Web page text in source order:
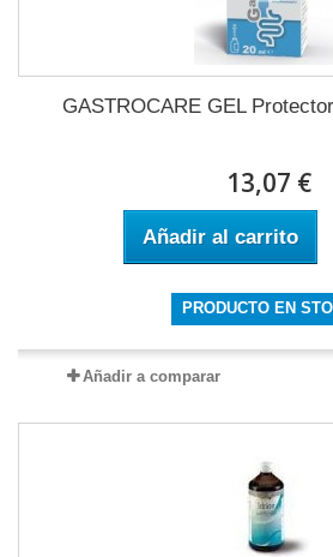
GASTROCARE GEL
13,07 €
Añadir al carrito
PRODUCTO EN
Añadir a comparar